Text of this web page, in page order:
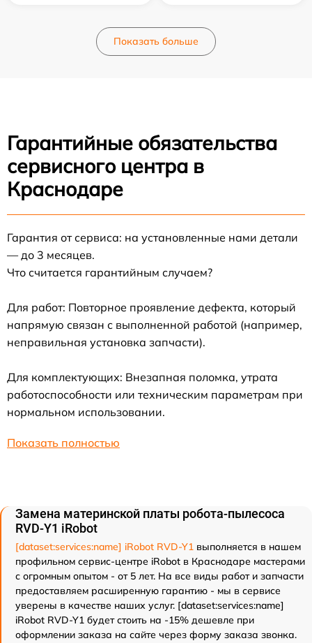
Показать больше
Гарантийные обязательства
сервисного центра в
Краснодаре
Гарантия от сервиса: на установленные нами детали
— до 3 месяцев.
Что считается гарантийным случаем?
Для работ: Повторное проявление дефекта, который
напрямую связан с выполненной работой (например,
неправильная установка запчасти).
Для комплектующих: Внезапная поломка, утрата
работоспособности или техническим параметрам при
нормальном использовании.
Показать полностью
Замена материнской платы робота-пылесоса
RVD-Y1 iRobot
[dataset:services:name] iRobot RVD-Y1 выполняется в нашем
профильном сервис-центре iRobot в Краснодаре мастерами
с огромным опытом - от 5 лет. На все виды работ и запчасти
предоставляем расширенную гарантию - мы в сервисе
уверены в качестве наших услуг. [dataset:services:name]
iRobot RVD-Y1 будет стоить на -15% дешевле при
оформлении заказа на сайте через форму заказа звонка.